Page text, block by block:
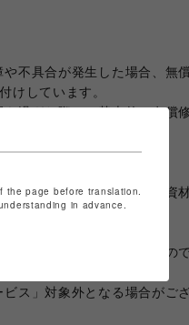
不具合が発生した場合、無
けしています。
過ぎた際は、基本的に有償
開梱、組立、設置、梱包資
途費用が発生いたしますの
ス」対象外となる場合がご
the page before translation.
in advance.